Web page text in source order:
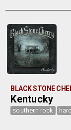
BLACK STONE
Kentucky
southern rock